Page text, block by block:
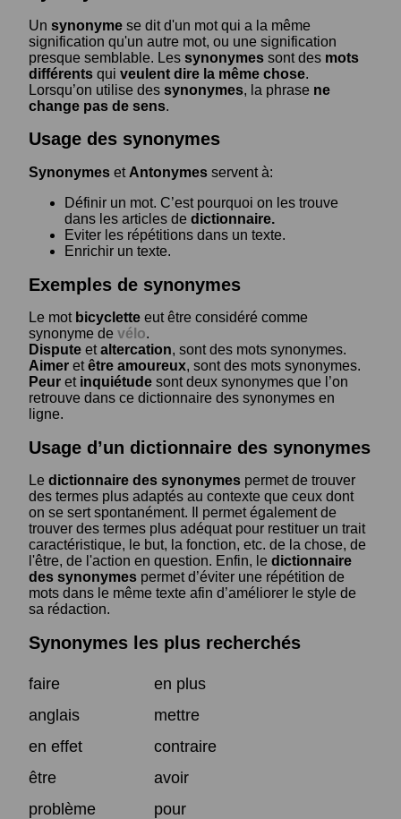
Un synonyme se dit d'un mot qui a la même
signification qu'un autre mot, ou une signification
presque semblable. Les synonymes sont des mots
différents qui veulent dire la même chose.
Lorsqu’on utilise des synonymes, la phrase ne
change pas de sens.
Usage des synonymes
Synonymes et Antonymes servent à:
Définir un mot. C’est pourquoi on les trouve
dans les articles de dictionnaire.
Eviter les répétitions dans un texte.
Enrichir un texte.
Exemples de synonymes
Le mot bicyclette eut être considéré comme
synonyme de vélo.
Dispute etaltercation, sont des mots synonymes.
Aimer etêtre amoureux, sont des mots synonymes.
Peur et inquiétude sont deux synonymes que l’on
retrouve dans ce dictionnaire des synonymes en
ligne.
Usage d’un dictionnaire des synonymes
Le dictionnaire des synonymes permet de trouver
des termes plus adaptés au contexte que ceux dont
on se sert spontanément. Il permet également de
trouver des termes plus adéquat pour restituer un trait
caractéristique, le but, la fonction, etc. de la chose, de
l'être, de l'action en question. Enfin, le dictionnaire
des synonymes permet d’éviter une répétition de
mots dans le même texte afin d’améliorer le style de
sa rédaction.
Synonymes les plus recherchés
faire
en plus
anglais
mettre
en effet
contraire
être
avoir
problème
pour